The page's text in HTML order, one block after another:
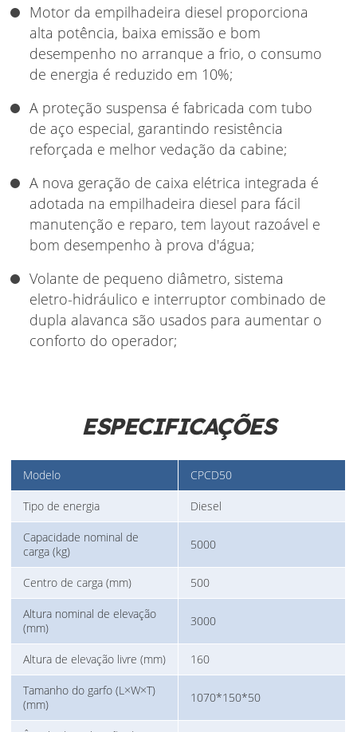
Motor da empilhadeira diesel proporciona
alta potência, baixa emissão e bom
desempenho no arranque a frio, o consumo
de energia é reduzido em 10%;
A proteção suspensa é fabricada com tubo
de aço especial, garantindo resistência
reforçada e melhor vedação da cabine;
A nova geração de caixa elétrica integrada é
adotada na empilhadeira diesel para fácil
manutenção e reparo, tem layout razoável e
bom desempenho à prova d'água;
Volante de pequeno diâmetro, sistema
eletro-hidráulico e interruptor combinado de
dupla alavanca são usados para aumentar o
conforto do operador;
ESPECIFICAÇÕES
Modelo CPCD50
Tipo de energia Diesel
Capacidade nominal de
carga (kg)
5000
Centro de carga (mm) 500
Altura nominal de elevação
(mm)
3000
Altura de elevação livre (mm) 160
Tamanho do garfo (L×W×T)
(mm)
1070*150*50